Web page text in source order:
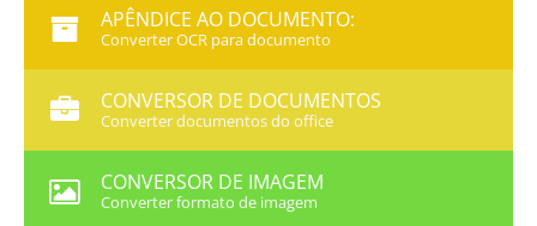
APÊNDICE AO DOCUMENTO:
Converter OCR para documento
CONVERSOR DE DOCUMENTOS
Converter documentos do office
CONVERSOR DE IMAGEM
Converter formato de imagem